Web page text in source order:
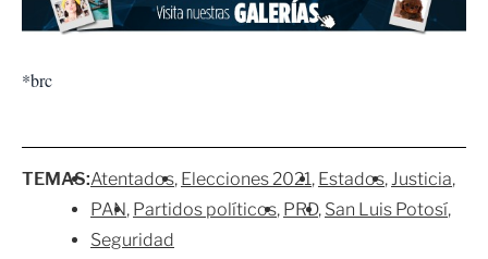
*brc
TEMAS:Atentados Elecciones 2021 Estados Justicia
PAN Partidos políticos PRD San Luis Potosí
Seguridad